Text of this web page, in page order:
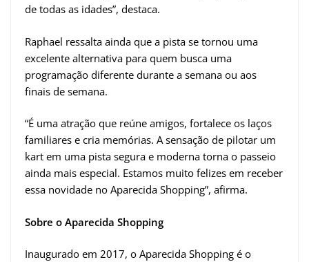
de todas as idades”, destaca.
Raphael ressalta ainda que a pista se tornou uma
excelente alternativa para quem busca uma
programação diferente durante a semana ou aos
finais de semana.
“É uma atração que reúne amigos, fortalece os laços
familiares e cria memórias. A sensação de pilotar um
kart em uma pista segura e moderna torna o passeio
ainda mais especial. Estamos muito felizes em receber
essa novidade no Aparecida Shopping”, afirma.
Sobre o Aparecida Shopping
Inaugurado em 2017, o Aparecida Shopping é o